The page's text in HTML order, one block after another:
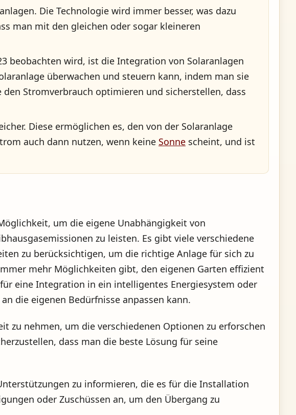
Die Technologie wird immer besser, was dazu
man mit den gleichen oder sogar kleineren
beobachten wird, ist die Integration von Solaranlagen
überwachen und steuern kann, indem man sie
Stromverbrauch optimieren und sicherstellen, dass
Diese ermöglichen es, den von der Solaranlage
auch dann nutzen, wenn keine Sonne scheint, und ist
um die eigene Unabhängigkeit von
zu leisten. Es gibt viele verschiedene
zu berücksichtigen, um die richtige Anlage für sich zu
mehr Möglichkeiten gibt, den eigenen Garten effizient
eine Integration in ein intelligentes Energiesystem oder
die eigenen Bedürfnisse anpassen kann.
zu nehmen, um die verschiedenen Optionen zu erforschen
dass man die beste Lösung für seine
zu informieren, die es für die Installation
oder Zuschüssen an, um den Übergang zu